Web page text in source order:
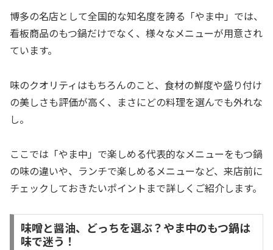
博多の名店として全国的な知名度を誇る「やま中」では、
看板商品のもつ鍋だけでなく、様々なメニューが用意され
ています。
味のクオリティはもちろんのこと、食材の鮮度や盛り付け
の美しさも評価が高く、まさにどの料理を選んでも外れな
し。
ここでは「やま中」で楽しめる代表的なメニューをもつ鍋
の味の違いや、ランチで楽しめるメニューなど、来店前に
チェックしておきたいポイントまで詳しくご紹介します。
味噌と醤油、どっちを選ぶ？やま中のもつ鍋は
味で迷う！